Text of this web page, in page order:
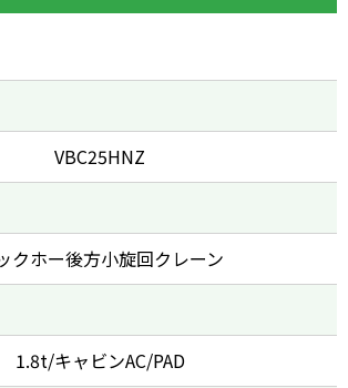
VBC25HNZ
クホー後方小旋回クレーン
1.8t/キャビンAC/PAD